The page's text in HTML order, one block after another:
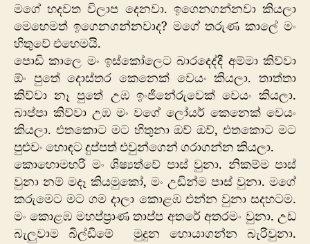
මගේ හදවත විලාප දෙනවා. ඉගෙනගන්නවා කියලා
මෙහෙමත් ඉගෙනගන්නවාද? මගේ තරුණ කාලේ මං
හිතුවේ එහෙමයි.
පොඩි කාලෙ මං ඉස්කෝලෙට බාරදෙද්දී අම්මා කිව්වා
ඕං පුතේ දොස්තර කෙනෙක් වෙයං කියලා. තාත්තා
කිව්වා නෑ පුතේ උඹ ඉංජිනේරුවෙක් වෙයං කියලා.
බාප්පා කිව්වා උඹ මං වගේ ලෝයර් කෙනෙක්‍ වෙයං
කියලා. එතකොට මට හිතුනා ඔව් ඔව්, එතකොට මට
පුළුවං හොඳට දුප්පත් එවුන්ගෙන් ගරාගන්න කියලා.
කොහොමහරි මං ශිෂ්‍යත්වේ පාස් වුනා. නිකම්ම පාස්
වුනා නම් මදෑ කියමුකෝ, මං උඩින්ම පාස් වුනා. මගේ
කරුමෙට මට ගම දාලා කොළඹ එන්න වුනා සදහටම.
මං කොළඹ මහප්ප්‍රාණ තාප්ප අතරේ අතරමං වුනා. උඩ
බැලුවාම බිල්ඩිමේ මුදුන හොයාගන්න බැරිවුනා.